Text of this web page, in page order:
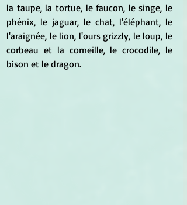
la taupe, la tortue, le faucon, le singe, le
phénix, le jaguar, le chat, l'éléphant, le
l'araignée, le lion, l'ours grizzly, le loup, le
corbeau et la corneille, le crocodile, le
bison et le dragon.